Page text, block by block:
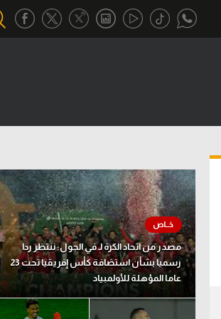
تحقيق في الجول
تقرير في الجول
تحليل في الجول
حكايات في الجول
كويز في الجول
فيديو في الجول
مصدر من اتحاد الكرة لـ في الجول: ننتظر ردا
رسميا بشأن استضافة كأس إفريقيا تحت 23
عاما المؤهلة للأولمبياد